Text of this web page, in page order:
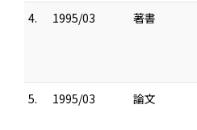
4. 1995/03 著書
5. 1995/03 論文